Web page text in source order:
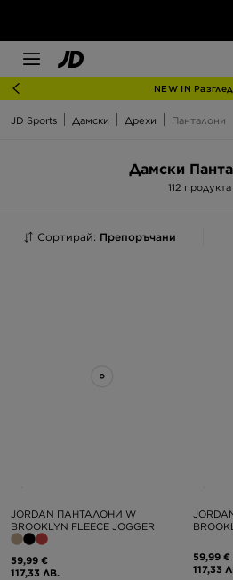
NEW IN
JD Sports Дамски Дрехи Панталони
Дамски
112 продукта
Сортирай: Препоръчани
JORDAN ПАНТАЛОНИ W
BROOKLYN FLEECE JOGGER
59,99 €
117,33 ЛВ.
59,99 €
117,33